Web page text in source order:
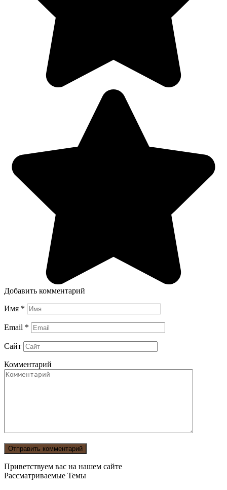
Добавить комментарий
Имя *
Email *
Сайт
Комментарий
Приветствуем вас на нашем сайте
Рассматриваемые Темы